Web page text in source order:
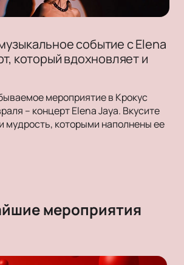
событие с Elena
который вдохновляет и
мероприятие в Крокус
– концерт Elena Jaya. Вкусите
мудрость, которыми наполнены ее
мероприятия